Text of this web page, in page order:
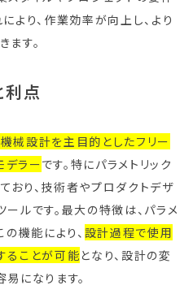
より、作業効率が向上し、より
す。
点
械設計を主目的としたフリー
デラーです。特にパラメトリック
おり、技術者やプロダクトデザ
ルです。最大の特徴は、パラメ
の機能により、 設計過程で使用
ることが可能 となり、設計の変
になります。